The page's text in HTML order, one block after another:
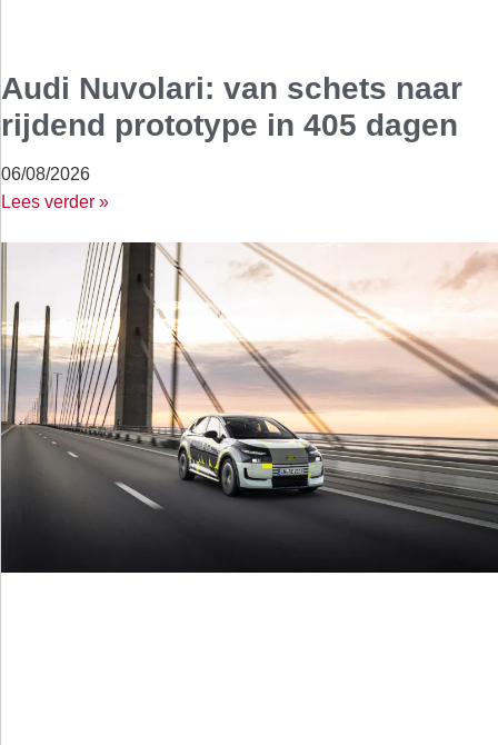
Audi Nuvolari: van schets naar
rijdend prototype in 405 dagen
06/08/2026
Lees verder »